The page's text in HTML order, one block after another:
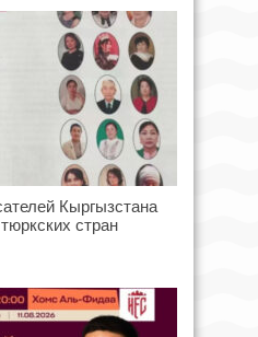
Кыргызстана
стран